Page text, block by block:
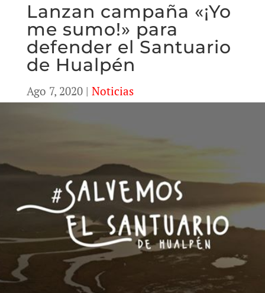
Lanzan campaña «¡Yo
me sumo!» para
defender el Santuario
de Hualpén
Ago 7, 2020| Noticias